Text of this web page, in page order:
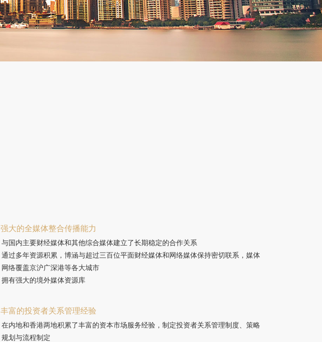
强大的全媒体整合传播能力
与国内主要财经媒体和其他综合媒体建立了长期稳定的合作关系
通过多年资源积累，博涵与超过三百位平面财经媒体和网络媒体保持密切联系，媒体
网络覆盖京沪广深港等各大城市
拥有强大的境外媒体资源库
丰富的投资者关系管理经验
在内地和香港两地积累了丰富的资本市场服务经验，制定投资者关系管理制度、策略
规划与流程制定